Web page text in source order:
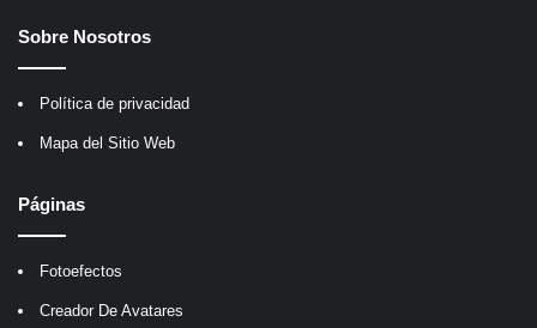
Sobre Nosotros
Política de privacidad
Mapa del Sitio Web
Páginas
Fotoefectos
Creador De Avatares